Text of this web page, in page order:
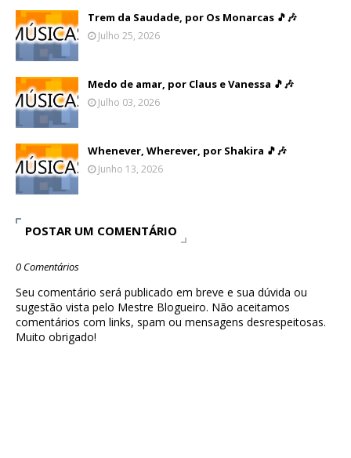
Trem da Saudade, por Os Monarcas 🎵🎶
Julho 25, 2026
Medo de amar, por Claus e Vanessa 🎵🎶
Julho 03, 2026
Whenever, Wherever, por Shakira 🎵🎶
Junho 13, 2026
POSTAR UM COMENTÁRIO
0 Comentários
Seu comentário será publicado em breve e sua dúvida ou
sugestão vista pelo Mestre Blogueiro. Não aceitamos
comentários com links, spam ou mensagens desrespeitosas.
Muito obrigado!